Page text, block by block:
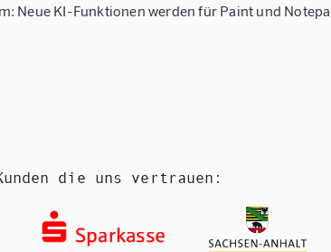
Neue KI-Funktionen werden für Paint und
die uns vertrauen: